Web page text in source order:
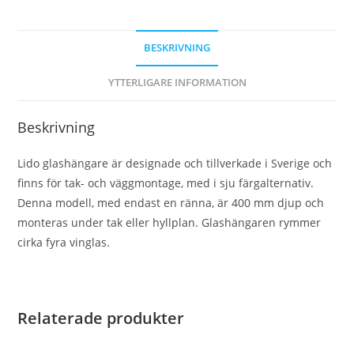
BESKRIVNING
YTTERLIGARE INFORMATION
Beskrivning
Lido glashängare är designade och tillverkade i Sverige och
finns för tak- och väggmontage, med i sju färgalternativ.
Denna modell, med endast en ränna, är 400 mm djup och
monteras under tak eller hyllplan. Glashängaren rymmer
cirka fyra vinglas.
Relaterade produkter